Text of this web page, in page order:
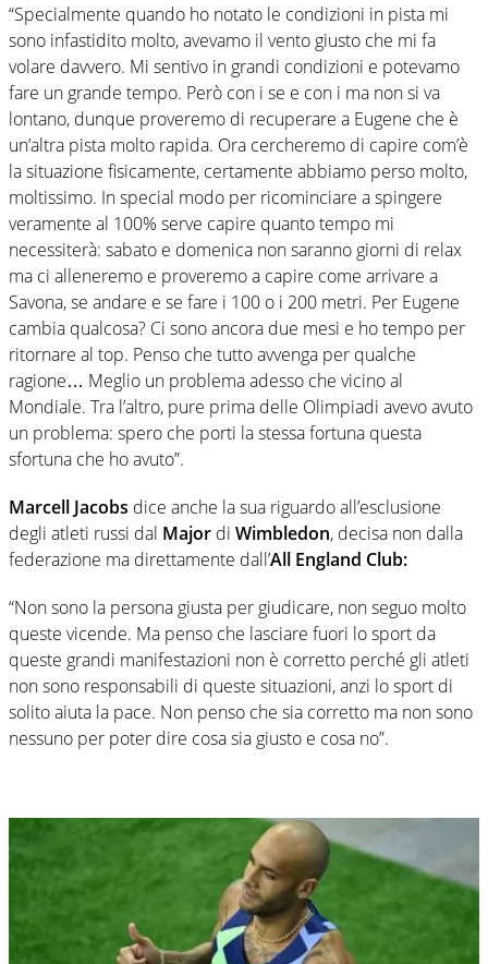
“Specialmente quando ho notato le condizioni in pista mi
sono infastidito molto, avevamo il vento giusto che mi fa
volare davvero. Mi sentivo in grandi condizioni e potevamo
fare un grande tempo. Però con i se e con i ma non si va
lontano, dunque proveremo di recuperare a Eugene che è
un’altra pista molto rapida. Ora cercheremo di capire com’è
la situazione fisicamente, certamente abbiamo perso molto,
moltissimo. In special modo per ricominciare a spingere
veramente al 100% serve capire quanto tempo mi
necessiterà: sabato e domenica non saranno giorni di relax
ma ci alleneremo e proveremo a capire come arrivare a
Savona, se andare e se fare i 100 o i 200 metri. Per Eugene
cambia qualcosa? Ci sono ancora due mesi e ho tempo per
ritornare al top. Penso che tutto avvenga per qualche
ragione… Meglio un problema adesso che vicino al
Mondiale. Tra l’altro, pure prima delle Olimpiadi avevo avuto
un problema: spero che porti la stessa fortuna questa
sfortuna che ho avuto”.
Marcell Jacobs dice anche la sua riguardo all’esclusione
degli atleti russi dal Major di Wimbledon, decisa non dalla
federazione ma direttamente dall’All England Club:
“Non sono la persona giusta per giudicare, non seguo molto
queste vicende. Ma penso che lasciare fuori lo sport da
queste grandi manifestazioni non è corretto perché gli atleti
non sono responsabili di queste situazioni, anzi lo sport di
solito aiuta la pace. Non penso che sia corretto ma non sono
nessuno per poter dire cosa sia giusto e cosa no”.